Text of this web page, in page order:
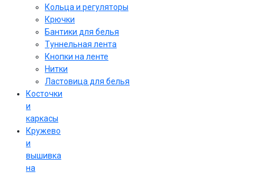
Кольца и регуляторы
Крючки
Бантики для белья
Туннельная лента
Кнопки на ленте
Нитки
Ластовица для белья
Косточки
и
каркасы
Кружево
и
вышивка
на